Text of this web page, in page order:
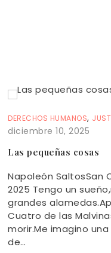
DERECHOS HUMANOS,
diciembre 10, 2025
Las pequeñas cosas
Napoleón SaltosSan
2025 Tengo un
grandes
Cuatro de las
morir.Me imagino
de…